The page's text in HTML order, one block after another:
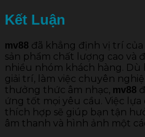
Kết Luận
mv88 đã khẳng định vị trí
sản phẩm chất lượng cao và
nhiều nhóm khách hàng.
giải trí, làm việc chuyên
thưởng thức âm nhạc, mv88
ứng tốt mọi yêu cầu. Việc
thích hợp sẽ giúp bạn tận
âm thanh và hình ảnh một